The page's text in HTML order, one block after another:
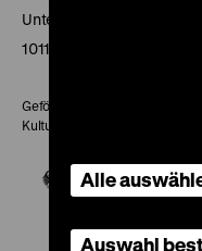
Unter den Linden 2
10117 Berlin
Gefördert mit Mitteln des
Kultur und Medien
Alle
Auswahl